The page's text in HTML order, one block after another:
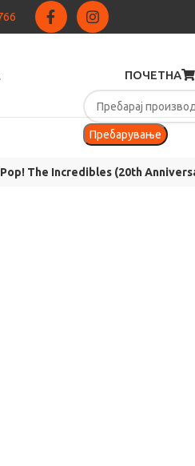
ПОЧЕТНА
Пребарување
Pop! The Incredibles (20th